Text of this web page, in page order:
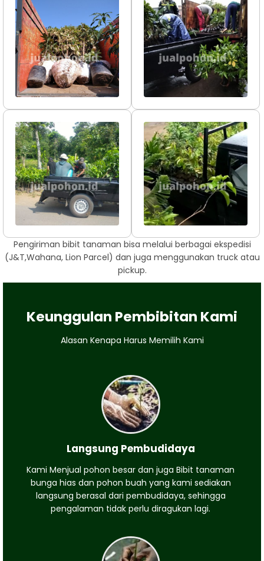
Pengiriman bibit tanaman bisa melalui berbagai ekspedisi
(J&T,Wahana, Lion Parcel) dan juga menggunakan truck atau
pickup.
Keunggulan Pembibitan Kami
Alasan Kenapa Harus Memilih Kami
Langsung Pembudidaya
Kami Menjual pohon besar dan juga Bibit tanaman
bunga hias dan pohon buah yang kami sediakan
langsung berasal dari pembudidaya, sehingga
pengalaman tidak perlu diragukan lagi.